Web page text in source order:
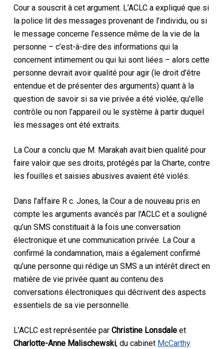
Cour a souscrit à cet argument. L’ACLC a expliqué que si
la police lit des messages provenant de l’individu, ou si
le message concerne l’essence même de la vie de la
personne – c’est-à-dire des informations qui la
concernent intimement ou qui lui sont liées – alors cette
personne devrait avoir qualité pour agir (le droit d’être
entendue et de présenter des arguments) quant à la
question de savoir si sa vie privée a été violée, qu’elle
contrôle ou non l’appareil ou le système à partir duquel
les messages ont été extraits.
La Cour a conclu que M. Marakah avait bien qualité pour
faire valoir que ses droits, protégés par la Charte, contre
les fouilles et saisies abusives avaient été violés.
Dans l’affaire R c. Jones, la Cour a de nouveau pris en
compte les arguments avancés par l’ACLC et a souligné
qu’un SMS constituait à la fois une conversation
électronique et une communication privée. La Cour a
confirmé la condamnation, mais a également confirmé
qu’une personne qui rédige un SMS a un intérêt direct en
matière de vie privée quant au contenu des
conversations électroniques qui décrivent des aspects
essentiels de sa vie personnelle.
L’ACLC est représentée par Christine Lonsdaleet
Charlotte-Anne Malischewski, du cabinet McCarthy